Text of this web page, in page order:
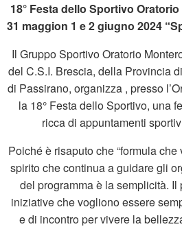
18° Festa dello Sportivo
31 maggion 1 e 2 giugno 2024
Il Gruppo Sportivo Oratorio
del C.S.I. Brescia, della Provincia
di Passirano, organizza , presso
la 18° Festa dello Sportivo, una
ricca di appuntamenti
Poiché è risaputo che “formula
spirito che continua a guidare gli
del programma è la semplicità. Il
iniziative che vogliono essere
e di incontro per vivere la